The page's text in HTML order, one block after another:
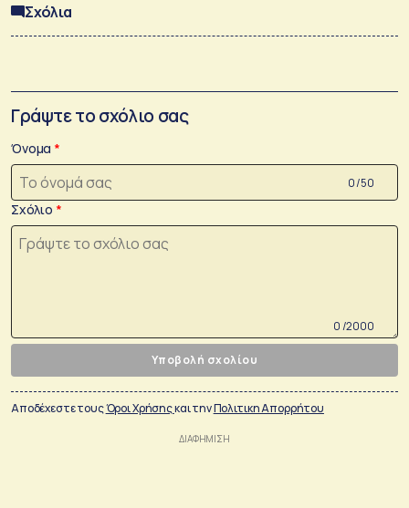
Σχόλια
Γράψτε το σχόλιο σας
Όνομα
0 /50
Σχόλιο
0 /2000
Υποβολή σχολίου
Αποδέχεστε τουςΌροι Χρήσηςκαι τηνΠολιτικη Απορρήτου